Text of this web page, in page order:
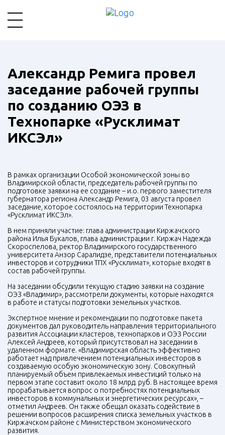
Александр Ремига провел
заседание рабочей группы
по созданию ОЭЗ в
Технопарке «Русклимат
ИКСЭл»
В рамках организации Особой экономической зоны во
Владимирской области, председатель рабочей группы по
подготовке заявки на ее создание – и.о. первого заместителя
губернатора региона Александр Ремига, 03 августа провел
заседание, которое состоялось на территории Технопарка
«Русклимат ИКСЭл».
В нем приняли участие: глава администрации Киржачского
района Илья Букалов, глава администрации г. Киржач Надежда
Скороспелова, ректор Владимирского государственного
университета Анзор Саралидзе, представители потенциальных
инвесторов и сотрудники ТПХ «Русклимат», которые входят в
состав рабочей группы.
На заседании обсудили текущую стадию заявки на создание
ОЭЗ «Владимир», рассмотрели документы, которые находятся
в работе и статусы подготовки земельных участков.
Экспертное мнение и рекомендации по подготовке пакета
документов дал руководитель направления территориального
развития Ассоциации кластеров, технопарков и ОЭЗ России
Алексей Андреев, который присутствовал на заседании в
удаленном формате. «Владимирская область эффективно
работает над привлечением потенциальных инвесторов в
создаваемую особую экономическую зону. Совокупный
планируемый объем привлекаемых инвестиций только на
первом этапе составит около 18 млрд. руб. В настоящее время
прорабатывается вопрос о потребностях потенциальных
инвесторов в коммунальных и энергетических ресурсах», –
отметил Андреев. Он также обещал оказать содействие в
решении вопросов расширения списка земельных участков в
Киржачском районе с Министерством экономического
развития.